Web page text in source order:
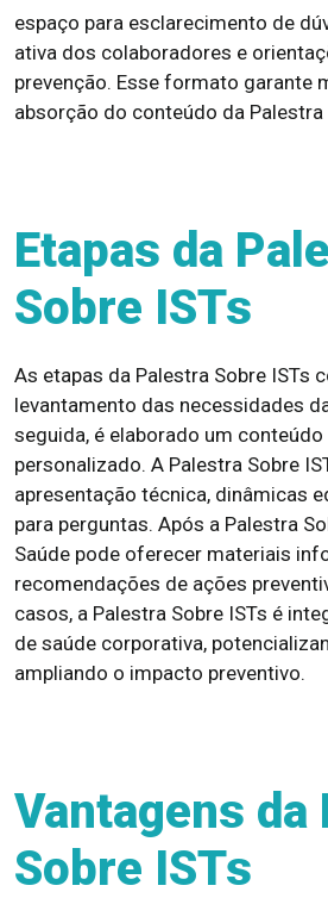
espaço para esclarecimento de
ativa dos colaboradores e
prevenção. Esse formato garante
absorção do conteúdo da Palestra
Etapas da
Sobre ISTs
As etapas da Palestra Sobre ISTs
levantamento das necessidades
seguida, é elaborado um
personalizado. A Palestra Sobre
apresentação técnica, dinâmicas
para perguntas. Após a Palestra
Saúde pode oferecer materiais
recomendações de ações
casos, a Palestra Sobre ISTs é
de saúde corporativa,
ampliando o impacto preventivo.
Vantagens da
Sobre ISTs